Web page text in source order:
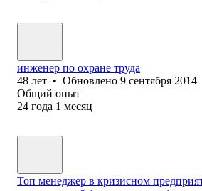
инженер по охране труда
48 лет • Обновлено 9 сентября 2014
Общий опыт
24 года 1 месяц
Топ менеджер в кризисном